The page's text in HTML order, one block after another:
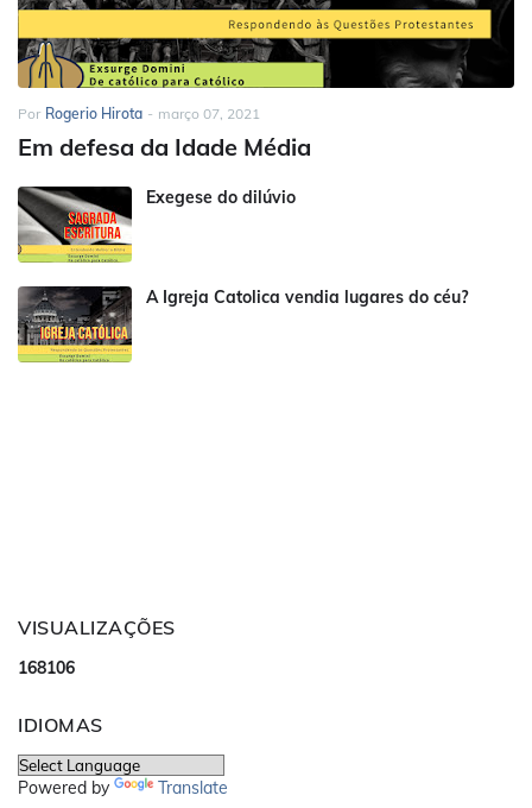
Por Rogerio Hirota - março 07, 2021
Em defesa da Idade Média
Exegese do dilúvio
A Igreja Catolica vendia lugares do céu?
VISUALIZAÇÕES
168106
IDIOMAS
Powered by Translate